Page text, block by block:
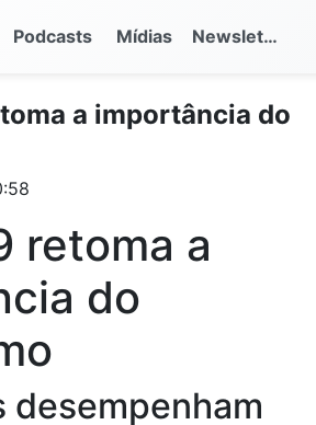
Podcasts Mídias Newsletter
a importância do
retoma a
do
desempenham